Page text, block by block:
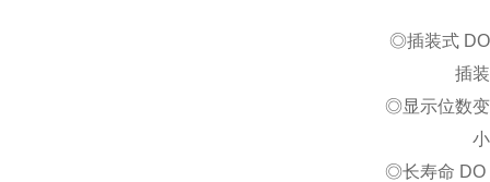
◎插装式
插装式
◎显示位数
小数点
◎长寿命 DO